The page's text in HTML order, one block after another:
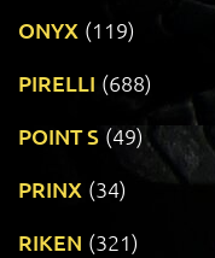
ONYX (119)
PIRELLI (688)
POINT S (49)
PRINX (34)
RIKEN (321)